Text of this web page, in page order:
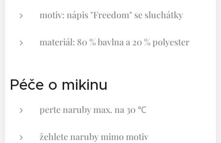
motiv: nápis "Freedom" se sluchátky
materiál: 80 % bavlna a 20 % polyester
Péče o mikinu
perte naruby max. na 30 ℃
žehlete naruby mimo motiv